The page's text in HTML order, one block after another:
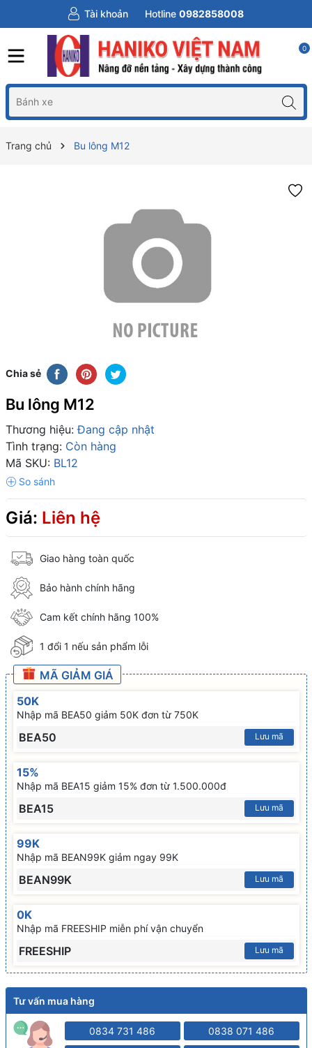
Tài khoản Hotline 0982858008
0
Trang chủ Bu lông M12
Chia sẻ
Bu lông M12
Thương hiệu: Đang cập nhật
Tình trạng: Còn hàng
Mã SKU: BL12
Giá: Liên hệ
Giao hàng toàn quốc
Bảo hành chính hãng
Cam kết chính hãng 100%
1 đổi 1 nếu sản phẩm lỗi
MÃ GIẢM GIÁ
50K
Nhập mã BEA50 giảm 50K đơn từ 750K
BEA50 Lưu mã
15%
Nhập mã BEA15 giảm 15% đơn từ 1.500.000đ
BEA15 Lưu mã
99K
Nhập mã BEAN99K giảm ngay 99K
BEAN99K Lưu mã
0K
Nhập mã FREESHIP miễn phí vận chuyển
FREESHIP Lưu mã
Tư vấn mua hàng
0834 731 486 0838 071 486